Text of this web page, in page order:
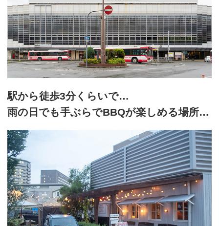
駅から徒歩3分くらいで…
雨の日でも手ぶらでBBQが楽しめる場所…